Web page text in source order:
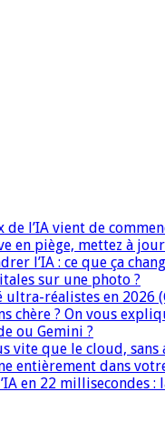
l’IA vient de
en piège, mettez à
l’IA : ce que ça
sur une photo ?
ultra-réalistes en 2026
chère ? On vous
ou Gemini ?
que le cloud,
entièrement dans
en 22 millisecondes :